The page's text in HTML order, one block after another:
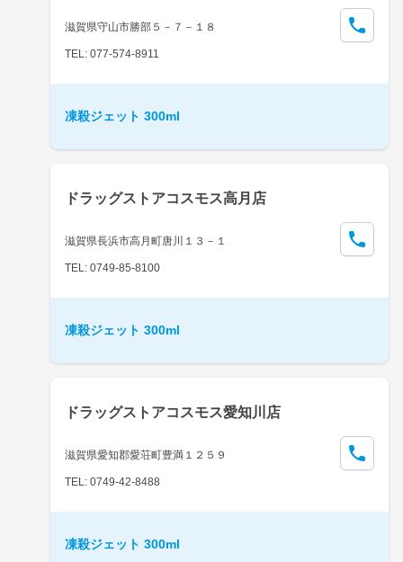
滋賀県守山市勝部５－７－１８
TEL: 077-574-8911
凍殺ジェット 300ml
ドラッグストアコスモス高月店
滋賀県長浜市高月町唐川１３－１
TEL: 0749-85-8100
凍殺ジェット 300ml
ドラッグストアコスモス愛知川店
滋賀県愛知郡愛荘町豊満１２５９
TEL: 0749-42-8488
凍殺ジェット 300ml